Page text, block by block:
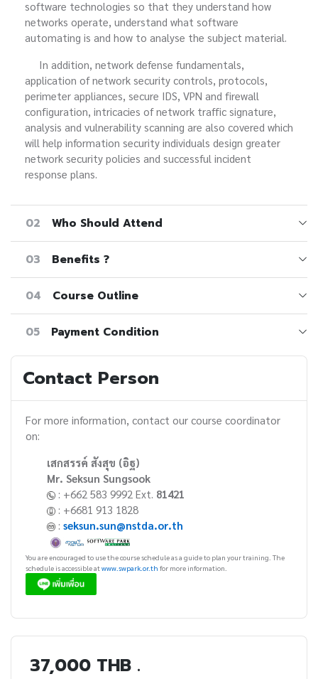
software technologies so that they understand how
networks operate, understand what software
automating is and how to analyse the subject material.
In addition, network defense fundamentals,
application of network security controls, protocols,
perimeter appliances, secure IDS, VPN and firewall
configuration, intricacies of network traffic signature,
analysis and vulnerability scanning are also covered which
will help information security individuals design greater
network security policies and successful incident
response plans.
02 Who Should Attend
03 Benefits ?
04 Course Outline
05 Payment Condition
Contact Person
For more information, contact our course coordinator
on:
เสกสรรค์ สังสุข (อิฐ)
Mr. Seksun Sungsook
: +662 583 9992 Ext. 81421
: +6681 913 1828
: seksun.sun@nstda.or.th
You are encouraged to use the course schedule as a guide to plan your training. The
schedule is accessible atwww.swpark.or.th for more information.
37,000 THB .